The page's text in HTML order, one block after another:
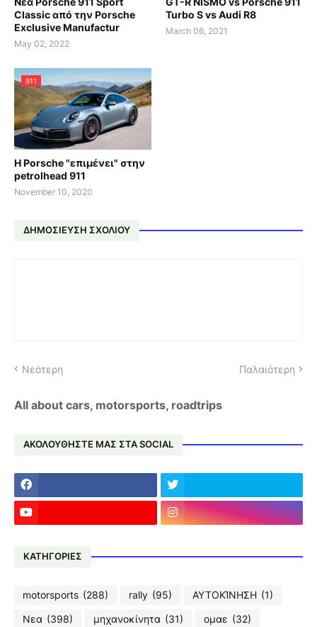
Classic από την Porsche
Exclusive Manufactur
May 02, 2022
Turbo S vs Audi R8
March 06, 2021
911
Η Porsche "επιμένει" στην
petrolhead 911
November 10, 2020
ΔΗΜΟΣΊΕΥΣΗ ΣΧΟΛΊΟΥ
Νεότερη Παλαιότερη
All about cars, motorsports, roadtrips
ΑΚΟΛΟΥΘΗΣΤΕ ΜΑΣ ΣΤΑ SOCIAL
ΚΑΤΗΓΟΡΙΕΣ
motorsports (288) rally (95) ΑΥΤΟΚΊΝΗΣΗ (1)
Νεα (398) μηχανοκίνητα (31) ομαε (32)